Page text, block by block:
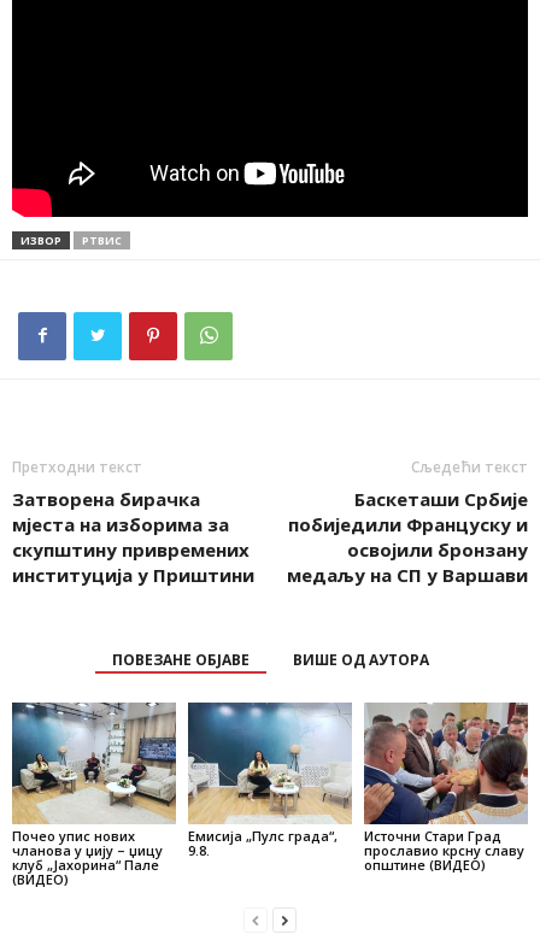
ИЗВОР РТВИС
Претходни текст
Затворена бирачка
мјеста на изборима за
скупштину привремених
институција у Приштини
Сљедећи текст
Баскеташи Србије
побиједили Француску и
освојили бронзану
медаљу на СП у Варшави
ПОВЕЗАНЕ ОБЈАВЕ ВИШЕ ОД АУТОРА
Почео упис нових
чланова у џију – џицу
клуб „Јахорина“ Пале
(ВИДЕО)
Емисија „Пулс града“,
9.8.
Источни Стари Град
прославио крсну славу
општине (ВИДЕО)